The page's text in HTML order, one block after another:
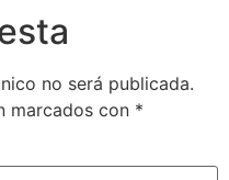
no será publicada.
marcados con *